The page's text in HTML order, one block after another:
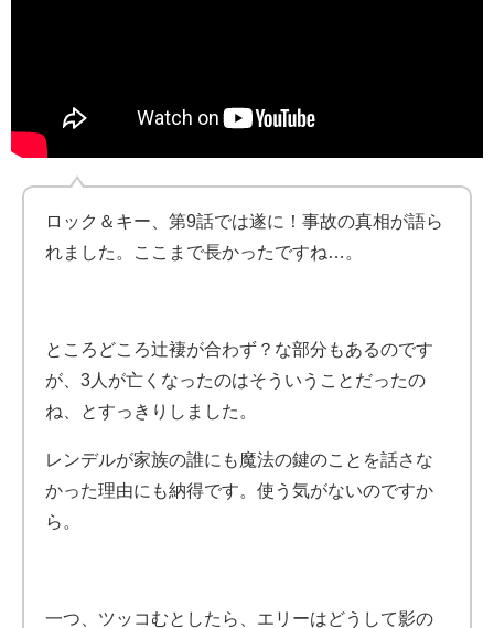
ロック＆キー、第9話では遂に！事故の真相が語ら
れました。ここまで長かったですね…。
ところどころ辻褄が合わず？な部分もあるのです
が、3人が亡くなったのはそういうことだったの
ね、とすっきりしました。
レンデルが家族の誰にも魔法の鍵のことを話さな
かった理由にも納得です。使う気がないのですか
ら。
一つ、ツッコむとしたら、エリーはどうして影の